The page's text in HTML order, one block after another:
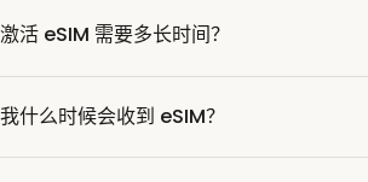
激活 eSIM 需要多长时间？
我什么时候会收到 eSIM？